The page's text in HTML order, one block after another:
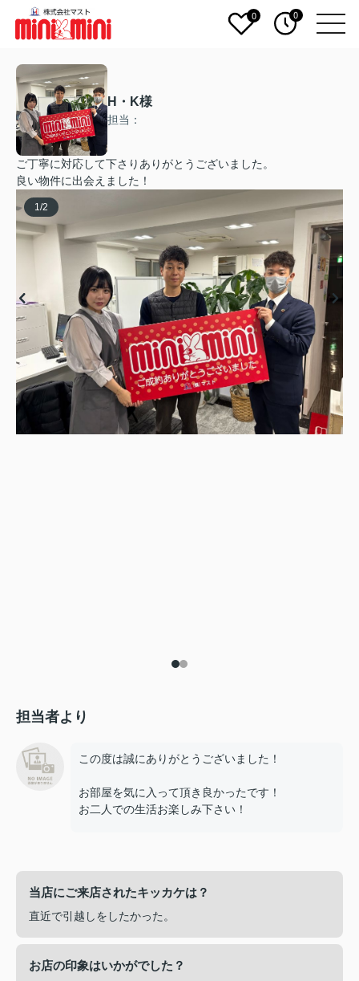
0 0
H・K様
担当：
ご丁寧に対応して下さりありがとうございました。
良い物件に出会えました！
1 /2
担当者より
この度は誠にありがとうございました！
お部屋を気に入って頂き良かったです！
お二人での生活お楽しみ下さい！
当店にご来店されたキッカケは？
直近で引越しをしたかった。
お店の印象はいかがでした？